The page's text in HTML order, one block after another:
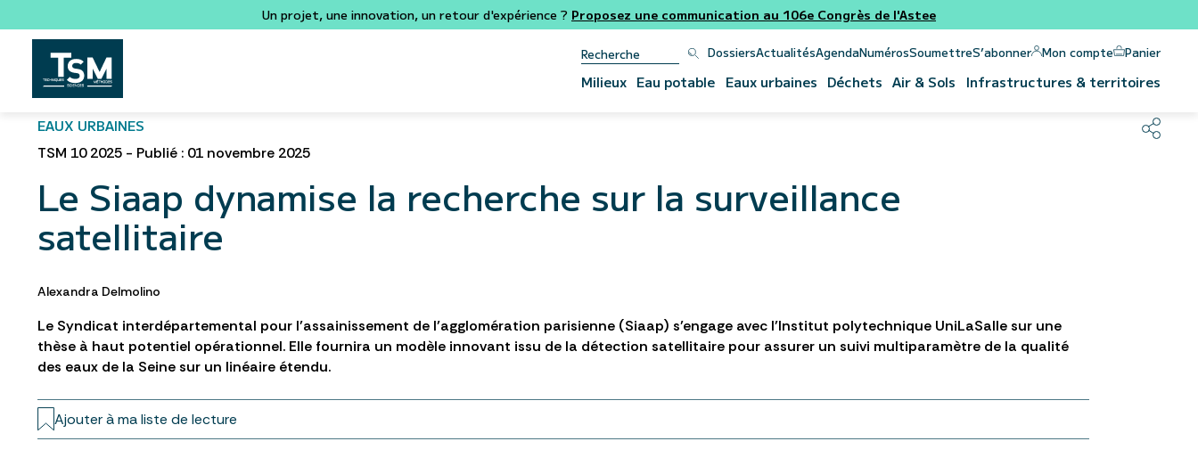
Un projet, une innovation, un retour d'expérience ? Proposez une communication au 106e Congrès de l'Astee
DossiersActualitésAgendaNumérosSoumettreS’abonner Mon compte Panier
Milieux Eau potable Eaux urbaines Déchets Air & Sols Infrastructures & territoires
EAUX URBAINES
TSM 10 2025 - Publié : 01 novembre 2025
Le Siaap dynamise la recherche sur la surveillance
satellitaire
Alexandra Delmolino
Le Syndicat interdépartemental pour l’assainissement de l’agglomération parisienne (Siaap) s’engage avec l’Institut polytechnique UniLaSalle sur une
thèse à haut potentiel opérationnel. Elle fournira un modèle innovant issu de la détection satellitaire pour assurer un suivi multiparamètre de la qualité
des eaux de la Seine sur un linéaire étendu.
Ajouter à ma liste de lecture